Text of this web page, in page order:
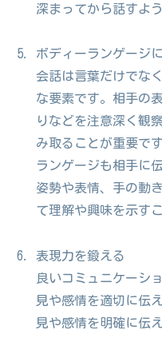
深まってから話すよ
ボディーランゲージ
会話は言葉だけでな
な要素です。相手の
りなどを注意深く観
み取ることが重要で
ランゲージも相手に
姿勢や表情、手の動
て理解や興味を示す
表現力を鍛える
良いコミュニケーシ
見や感情を適切に伝
見や感情を明確に伝